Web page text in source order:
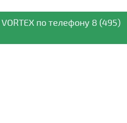
VORTEX по телефону 8 (495)